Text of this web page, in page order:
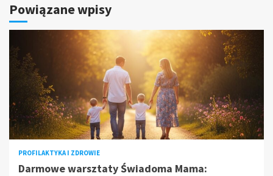
Powiązane wpisy
PROFILAKTYKA I ZDROWIE
Darmowe warsztaty Świadoma Mama: